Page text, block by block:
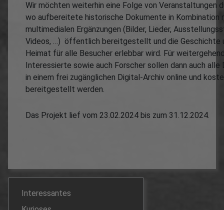
Interessantes
Wir möchten weiterhin eine Folge von Veranstaltungen
wo aufbereitete historische Dokumente in Kombination
multimedialen Ergänzungen (Bilder, Lieder,
Videos, …) öffentlich bereitgestellt und die Geschichte
Heimat für alle Besucher erlebbar wird. Für
Interessierte sowie auch Forscher sollen dann auch alle
in einem frei zugänglichen Digital-Archiv online und
bereitgestellt werden.
Das Projekt lief vom 23.02.2024 bis zum 31.12.2024.